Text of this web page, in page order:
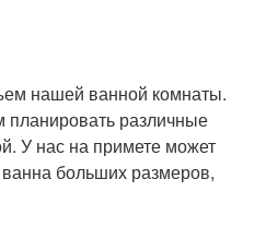
нашей ванной комнаты.
различные
У нас на примете может
больших размеров,